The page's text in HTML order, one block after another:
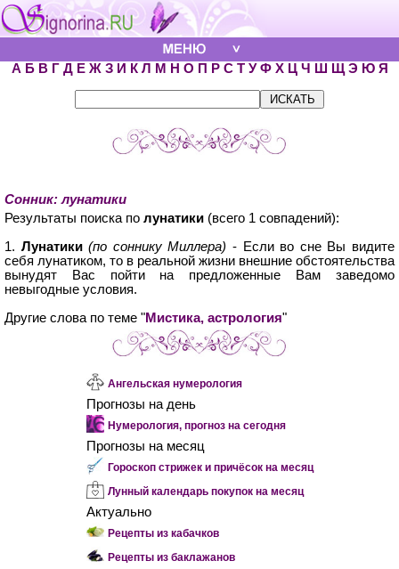
А Б В Г Д Е Ж З И К Л М Н О П Р С Т У Ф Х Ц Ч Ш Щ Э Ю Я
Сонник: лунатики
Результаты поиска по лунатики (всего 1 совпадений):
1. Лунатики(по соннику Миллера) - Если во сне Вы видите
себя лунатиком, то в реальной жизни внешние обстоятельства
вынудят Вас пойти на предложенные Вам заведомо
невыгодные условия.
Другие слова по теме "Мистика, астрология"
Ангельская нумерология
Прогнозы на день
Нумерология, прогноз на сегодня
Прогнозы на месяц
Гороскоп стрижек и причёсок на месяц
Лунный календарь покупок на месяц
Актуально
Рецепты из кабачков
Рецепты из баклажанов